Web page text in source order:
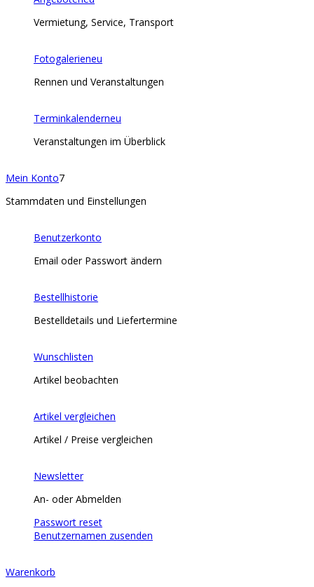
Vermietung, Service, Transport
Fotogalerieneu
Rennen und Veranstaltungen
Terminkalenderneu
Veranstaltungen im Überblick
Mein Konto7
Stammdaten und Einstellungen
Benutzerkonto
Email oder Passwort ändern
Bestellhistorie
Bestelldetails und Liefertermine
Wunschlisten
Artikel beobachten
Artikel vergleichen
Artikel / Preise vergleichen
Newsletter
An- oder Abmelden
Passwort reset
Benutzernamen zusenden
Warenkorb